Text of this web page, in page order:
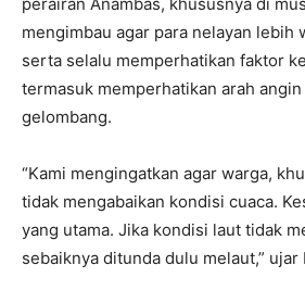
mengimbau agar para nelayan lebih
serta selalu memperhatikan faktor
termasuk memperhatikan arah
gelombang.
“Kami mengingatkan agar warga,
tidak mengabaikan kondisi cuaca.
yang utama. Jika kondisi laut tidak
sebaiknya ditunda dulu melaut,” ujar